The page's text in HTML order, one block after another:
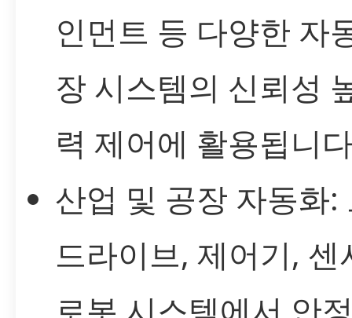
인먼트 등 다양한 자
장 시스템의 신뢰성
력 제어에 활용됩니
산업 및 공장 자동화:
드라이브, 제어기, 센